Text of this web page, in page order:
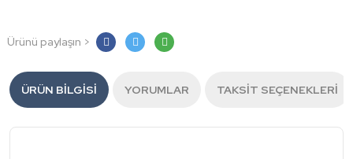
Ürünü paylaşın >
ÜRÜN BILGISI YORUMLAR TAKSIT SEÇENEKLERI